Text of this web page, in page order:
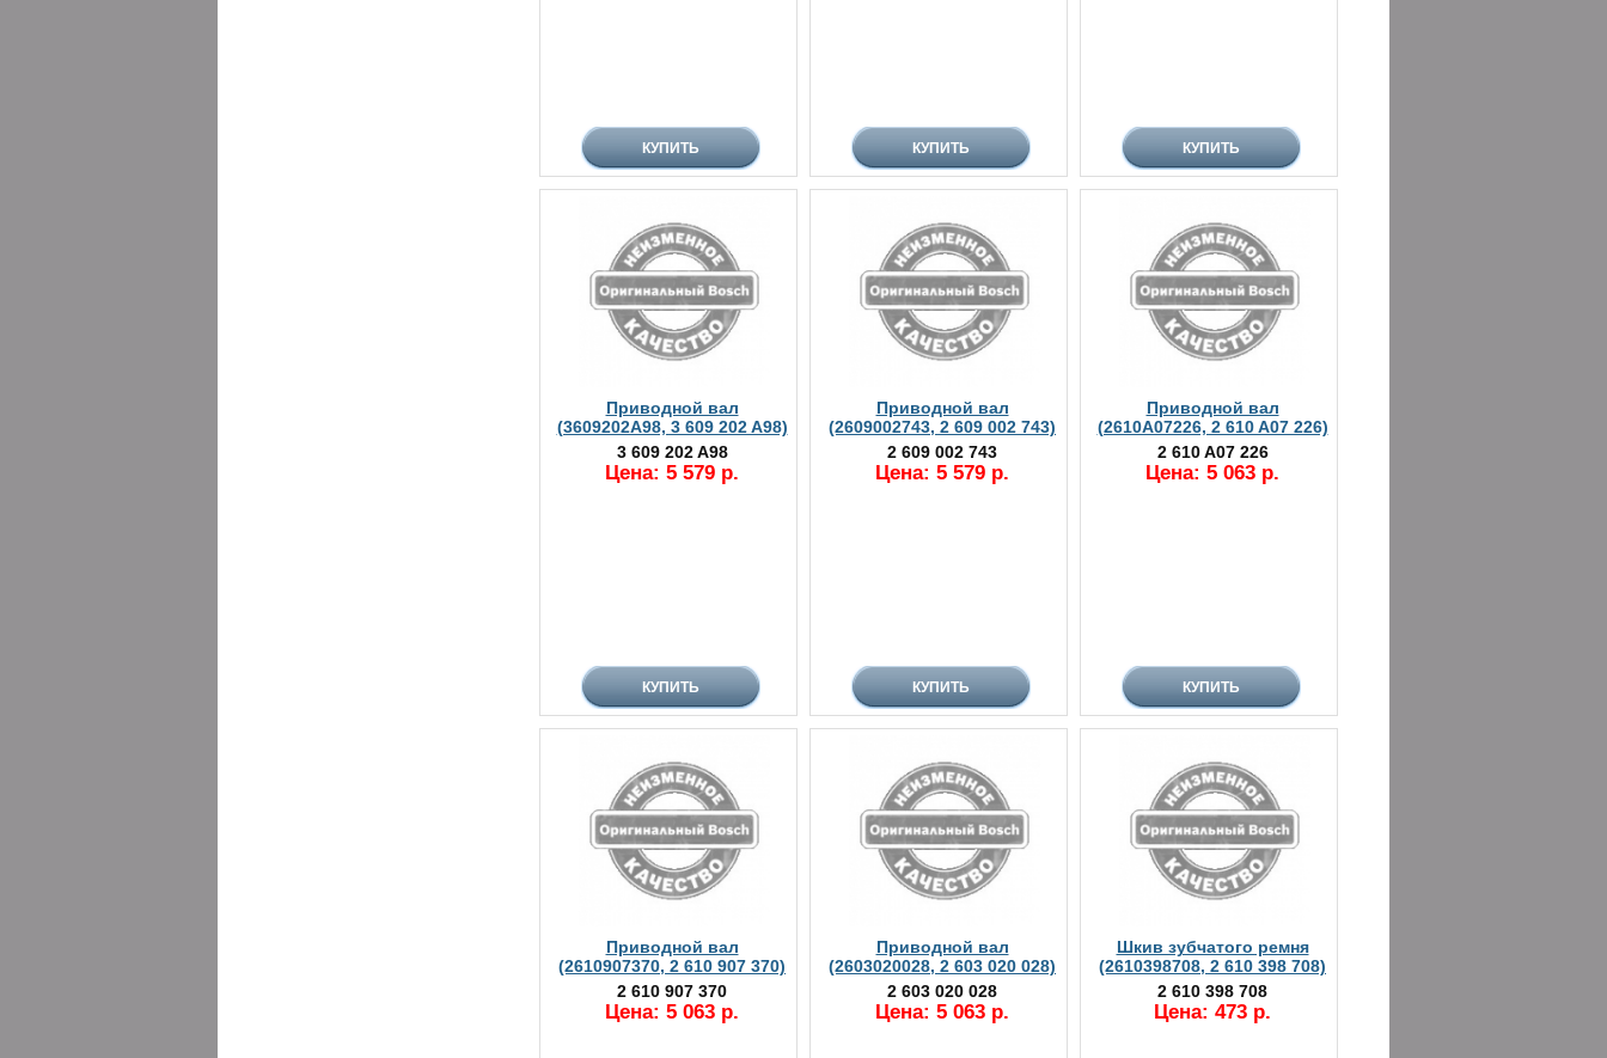
Приводной вал
(3609202A98, 3 609 202 A98)
3 609 202 A98
Цена: 5 579 р.
Приводной вал
(2609002743, 2 609 002 743)
2 609 002 743
Цена: 5 579 р.
Приводной вал
(2610A07226, 2 610 A07 226)
2 610 A07 226
Цена: 5 063 р.
Приводной вал
(2610907370, 2 610 907 370)
2 610 907 370
Цена: 5 063 р.
Приводной вал
(2603020028, 2 603 020 028)
2 603 020 028
Цена: 5 063 р.
Шкив зубчатого ремня
(2610398708, 2 610 398 708)
2 610 398 708
Цена: 473 р.